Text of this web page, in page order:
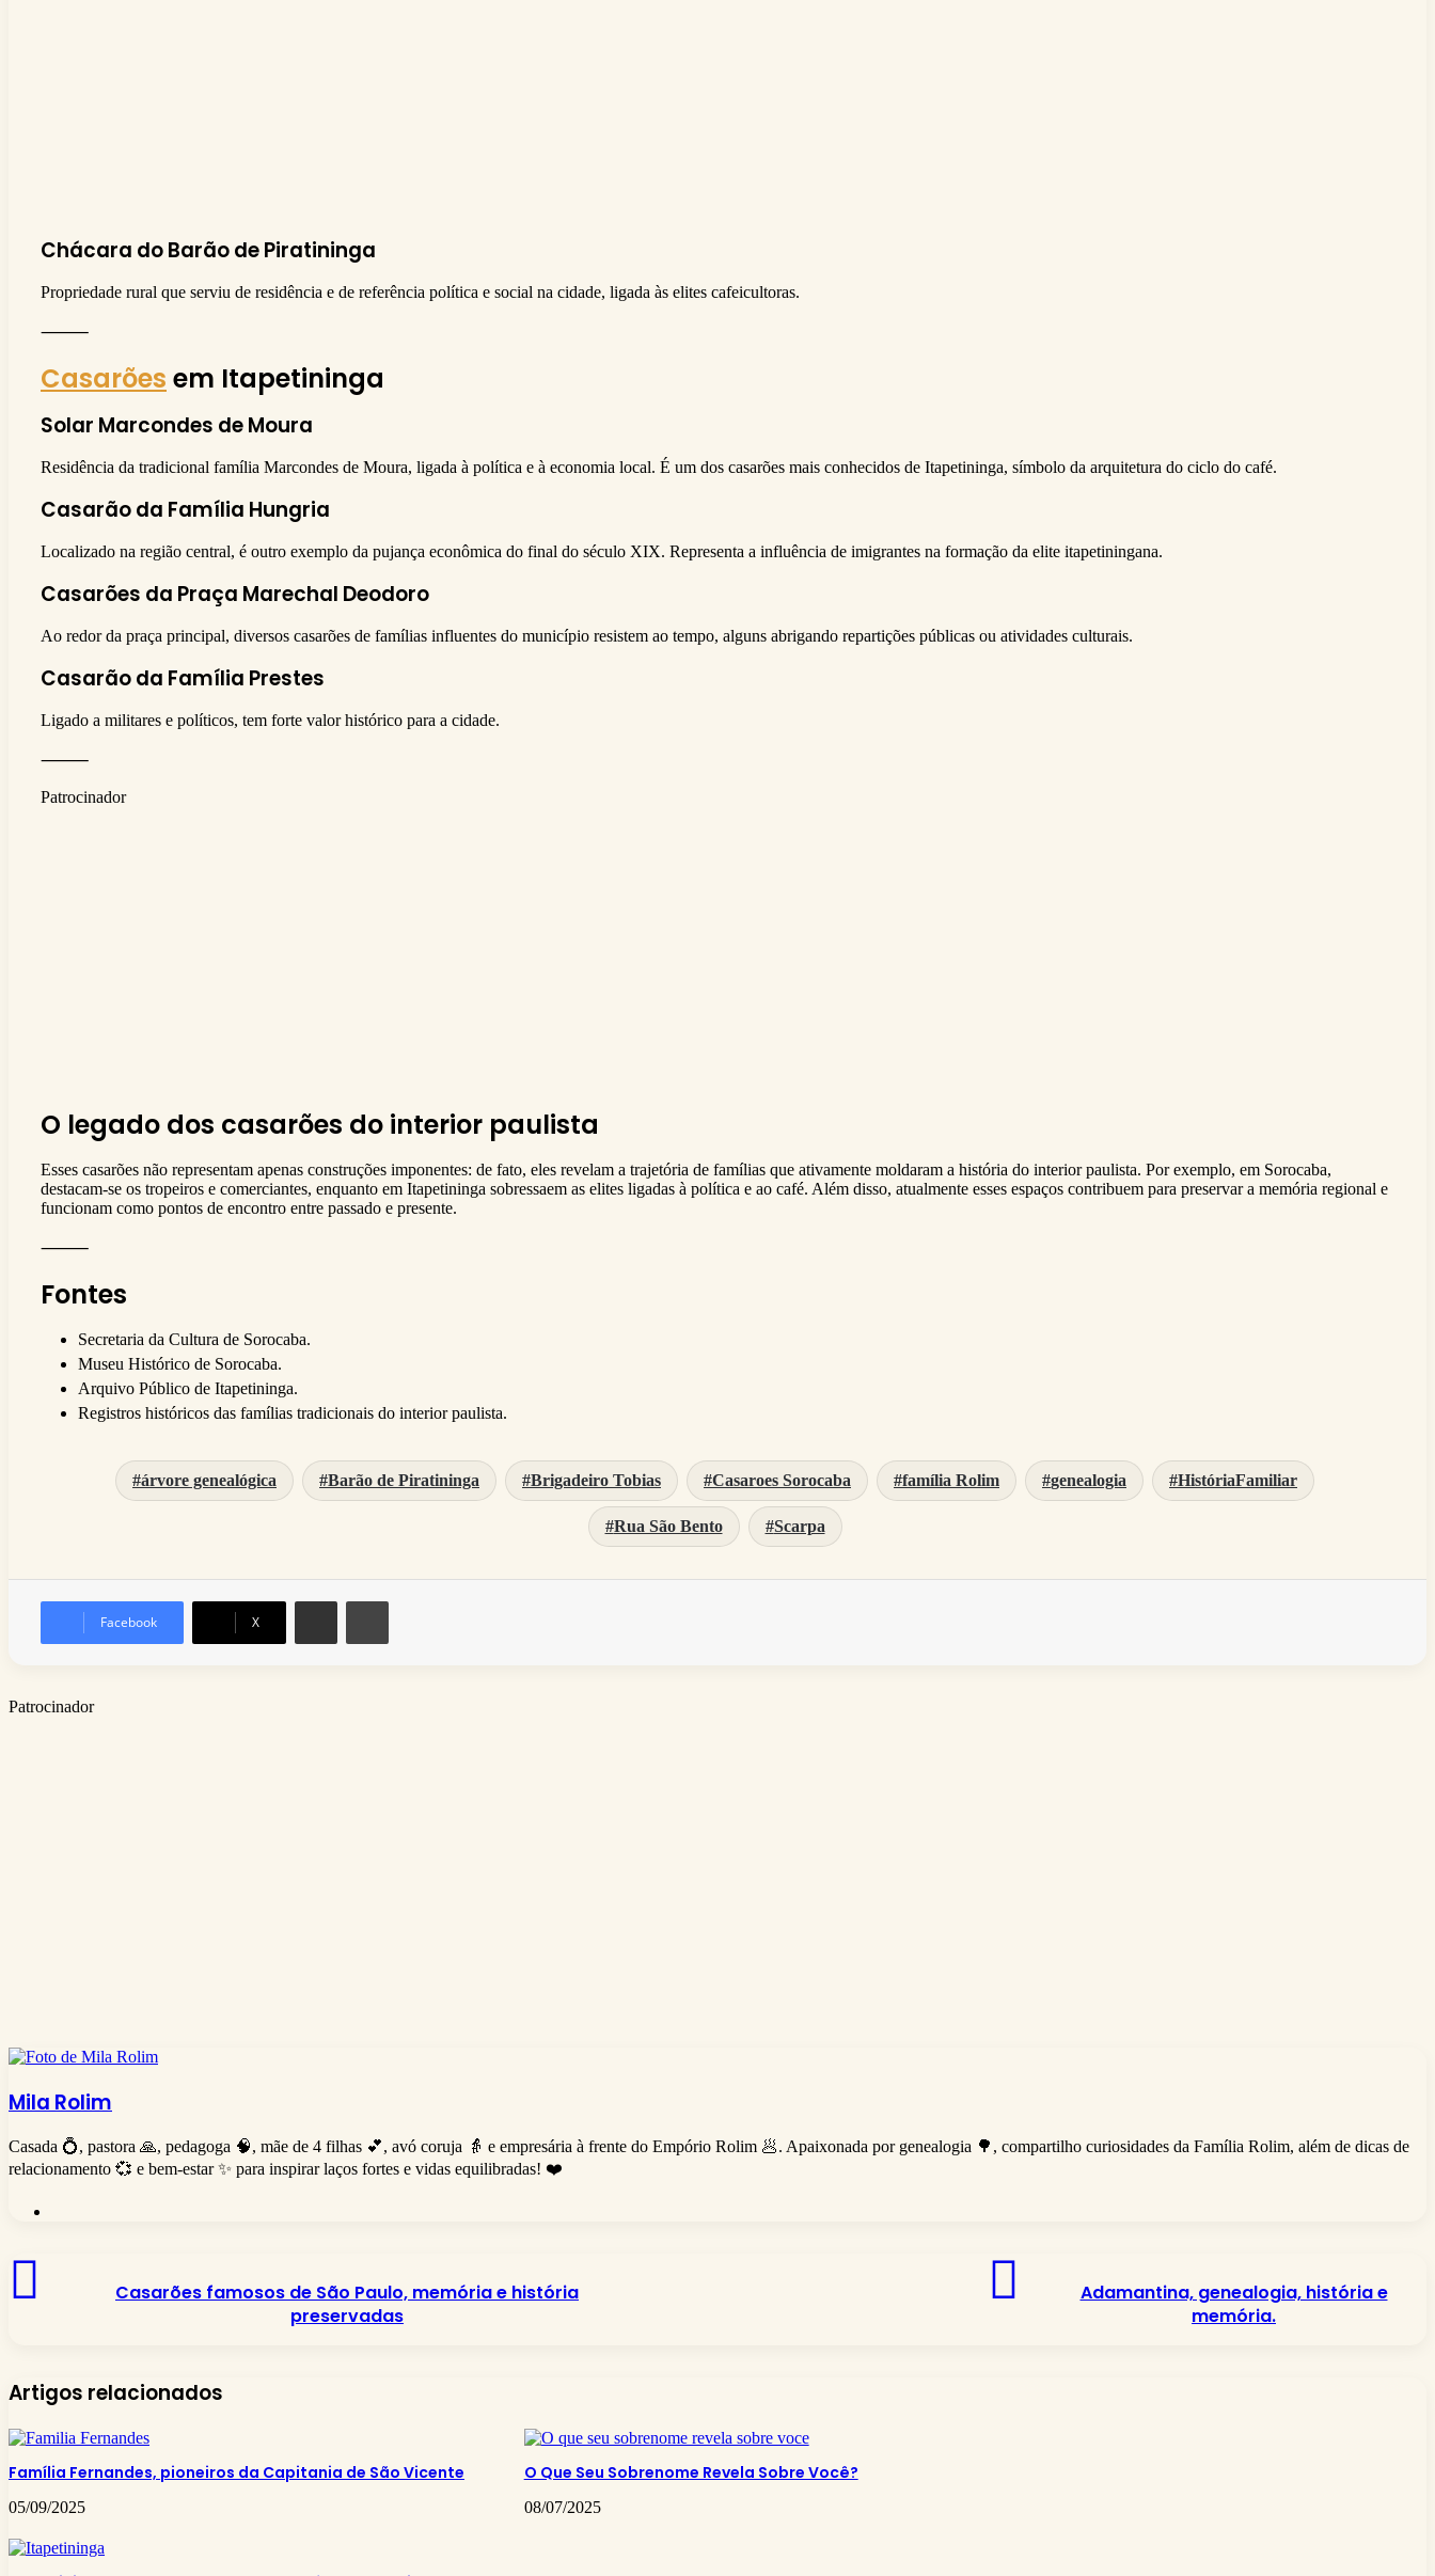
Chácara do Barão de Piratininga
Propriedade rural que serviu de residência e de referência política e social na cidade, ligada às elites cafeicultoras.
⸻
Casarões em Itapetininga
Solar Marcondes de Moura
Residência da tradicional família Marcondes de Moura, ligada à política e à economia local. É um dos casarões mais conhecidos de Itapetininga, símbolo da arquitetura do ciclo do café.
Casarão da Família Hungria
Localizado na região central, é outro exemplo da pujança econômica do final do século XIX. Representa a influência de imigrantes na formação da elite itapetiningana.
Casarões da Praça Marechal Deodoro
Ao redor da praça principal, diversos casarões de famílias influentes do município resistem ao tempo, alguns abrigando repartições públicas ou atividades culturais.
Casarão da Família Prestes
Ligado a militares e políticos, tem forte valor histórico para a cidade.
⸻
Patrocinador
O legado dos casarões do interior paulista
Esses casarões não representam apenas construções imponentes: de fato, eles revelam a trajetória de famílias que ativamente moldaram a história do interior paulista. Por exemplo, em Sorocaba,
destacam-se os tropeiros e comerciantes, enquanto em Itapetininga sobressaem as elites ligadas à política e ao café. Além disso, atualmente esses espaços contribuem para preservar a memória regional e
funcionam como pontos de encontro entre passado e presente.
⸻
Fontes
Secretaria da Cultura de Sorocaba.
Museu Histórico de Sorocaba.
Arquivo Público de Itapetininga.
Registros históricos das famílias tradicionais do interior paulista.
árvore genealógica Barão de Piratininga Brigadeiro Tobias Casaroes Sorocaba família Rolim genealogia HistóriaFamiliar
Rua São Bento Scarpa
Facebook X
Compartilhar via e-mail Imprimir
Patrocinador
Mila Rolim
Casada 💍, pastora 🙏, pedagoga 🧠, mãe de 4 filhas 💕, avó coruja 👵 e empresária à frente do Empório Rolim 🥟. Apaixonada por genealogia 🌳, compartilho curiosidades da Família Rolim, além de dicas de
relacionamento 💞 e bem-estar ✨ para inspirar laços fortes e vidas equilibradas! ❤️
história
Casarões famosos de São Paulo, memória e história
preservadas
genealogia,
história
Adamantina, genealogia, história e
memória.
Artigos relacionados
Família Fernandes, pioneiros da Capitania de São Vicente
05/09/2025
O Que Seu Sobrenome Revela Sobre Você?
08/07/2025